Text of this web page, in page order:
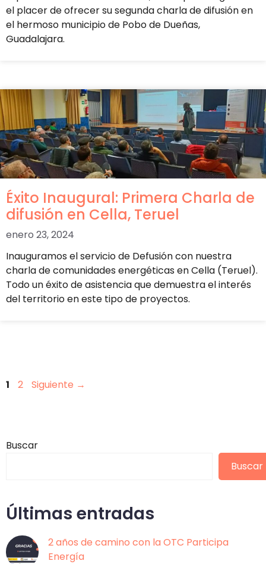
el placer de ofrecer su segunda charla de difusión en
el hermoso municipio de Pobo de Dueñas,
Guadalajara.
Éxito Inaugural: Primera Charla de
difusión en Cella, Teruel
enero 23, 2024
Inauguramos el servicio de Defusión con nuestra
charla de comunidades energéticas en Cella (Teruel).
Todo un éxito de asistencia que demuestra el interés
del territorio en este tipo de proyectos.
Página
1 Página
2 Siguiente →
Buscar
Buscar
Últimas entradas
2 años de camino con la OTC Participa
Energía